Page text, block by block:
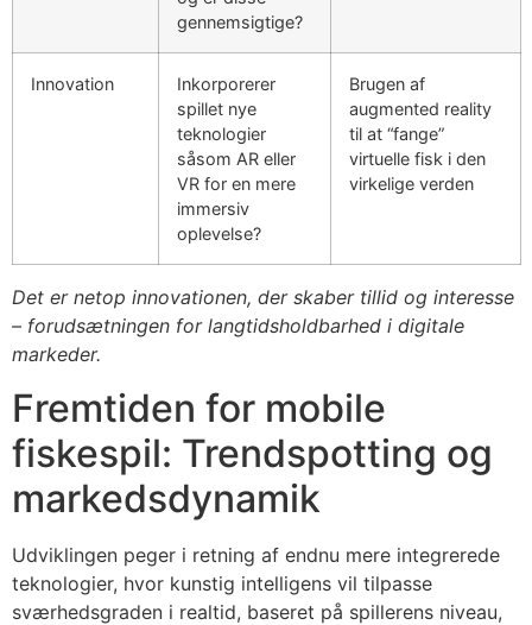
gennemsigtige?
Innovation
Inkorporerer
spillet nye
teknologier
såsom AR eller
VR for en mere
immersiv
oplevelse?
Brugen af
augmented reality
til at “fange”
virtuelle fisk i den
virkelige verden
Det er netop innovationen, der skaber tillid og interesse
– forudsætningen for langtidsholdbarhed i digitale
markeder.
Fremtiden for mobile
fiskespil: Trendspotting og
markedsdynamik
Udviklingen peger i retning af endnu mere integrerede
teknologier, hvor kunstig intelligens vil tilpasse
sværhedsgraden i realtid, baseret på spillerens niveau,